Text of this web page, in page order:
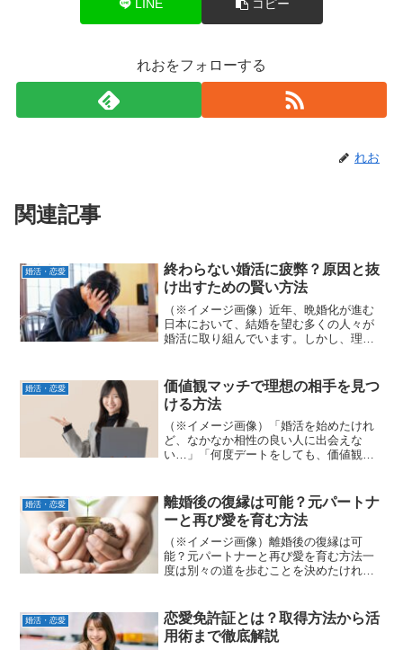
LINE コピー
れおをフォローする
れお
関連記事
婚活・恋愛
終わらない婚活に疲弊？原因と抜
け出すための賢い方法
（※イメージ画像）近年、晩婚化が進む
日本において、結婚を望む多くの人々が
婚活に取り組んでいます。しかし、理想
れ」を感じる方も少なくありません。本
記事では、婚活疲れの具体...
婚活・恋愛
価値観マッチで理想の相手を見つ
ける方法
（※イメージ画像）「婚活を始めたけれ
ど、なかなか相性の良い人に出会えな
い…」「何度デートをしても、価値観の
形として「価値観マッチ」が注目を集め
ています。これは、趣味や年...
婚活・恋愛
離婚後の復縁は可能？元パートナ
ーと再び愛を育む方法
（※イメージ画像）離婚後の復縁は可
能？元パートナーと再び愛を育む方法一
度は別々の道を歩むことを決めたけれ
に離婚後の復縁は、お互いが一度関係を
精算している分、新たなスター...
婚活・恋愛
恋愛免許証とは？取得方法から活
用術まで徹底解説